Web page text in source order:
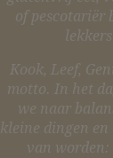
of pescotariër
Kook, Leef,
motto. In het
we naar
kleine dingen
van